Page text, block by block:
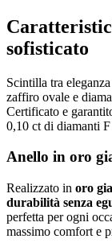
sofisticato
Scintilla tra
zaffiro ovale e
Certificato e
0,10 ct di diamanti
Anello in oro
Realizzato in oro
durabilità senza
perfetta per ogni
massimo comfort e